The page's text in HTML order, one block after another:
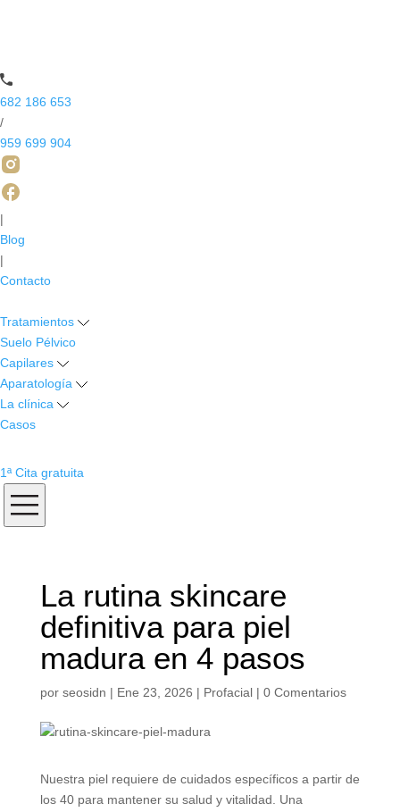
682 186 653
/
959 699 904
|
Blog
|
Contacto
Tratamientos
Suelo Pélvico
Capilares
Aparatología
La clínica
Casos
1ª Cita gratuita
La rutina skincare
definitiva para piel
madura en 4 pasos
por seosidn | Ene 23, 2026 | Profacial| 0 Comentarios
Nuestra piel requiere de cuidados específicos a partir de
los 40 para mantener su salud y vitalidad. Una